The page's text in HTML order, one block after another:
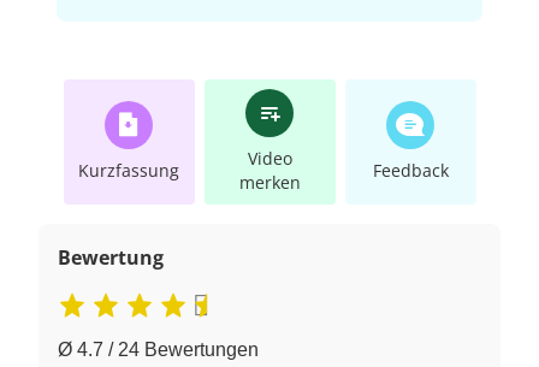
Kurzfassung
Video
merken
Feedback
Bewertung
Ø 4.7 / 24 Bewertungen